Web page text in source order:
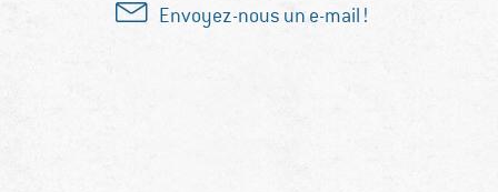
Envoyez-nous un e-mail !